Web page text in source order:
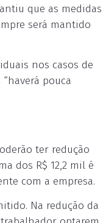
que as medidas
será mantido
nos casos de
pouca
ter redução
dos R$ 12,2 mil é
com a empresa.
Na redução da